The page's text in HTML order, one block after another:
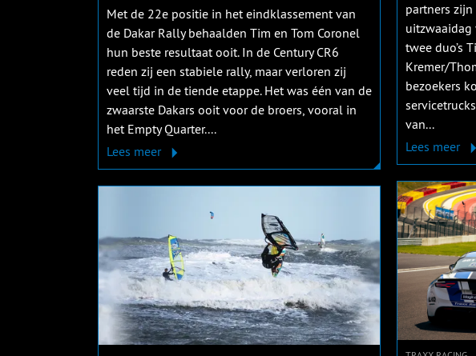
Met de 22e positie in het eindklassement van
de Dakar Rally behaalden Tim en Tom Coronel
hun beste resultaat ooit. In de Century CR6
reden zij een stabiele rally, maar verloren zij
veel tijd in de tiende etappe. Het was één van de
zwaarste Dakars ooit voor de broers, vooral in
het Empty Quarter....
Lees meer
partners
uitzwaaidag
twee duo’s
Kremer/
bezoekers
van...
Lees meer